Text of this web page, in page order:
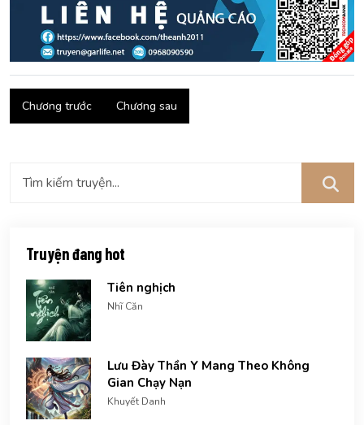
Chương trước Chương sau
Truyện đang hot
Tiên nghịch
Nhĩ Căn
Lưu Đày Thần Y Mang Theo Không
Gian Chạy Nạn
Khuyết Danh